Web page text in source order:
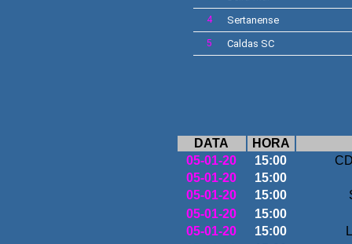
4 Sertanense
5 Caldas SC
DATA
HORA
05-01-20
15:00
05-01-20
15:00
05-01-20
15:00
05-01-20
15:00
05-01-20
15:00